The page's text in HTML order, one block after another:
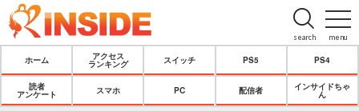
menu
search
ホーム
アクセス
ランキング
スイッチ PS5 PS4
読者
アンケート
スマホ PC 配信者
インサイドちゃ
ん